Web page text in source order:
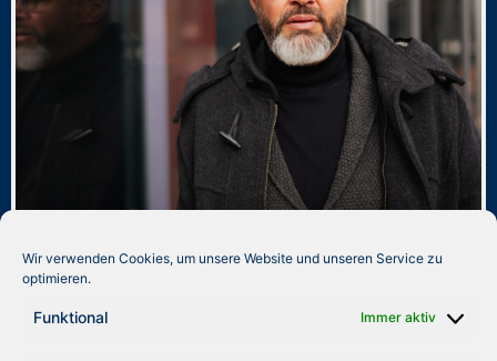
Wir verwenden Cookies, um unsere Website und unseren Service zu
optimieren.
Funktional Immer aktiv